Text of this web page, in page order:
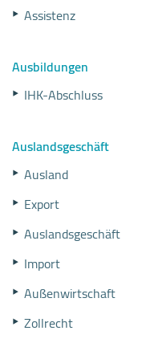
Assistenz
Ausbildungen
IHK-Abschluss
Auslandsgeschäft
Ausland
Export
Auslandsgeschäft
Import
Außenwirtschaft
Zollrecht